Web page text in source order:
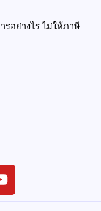
รอย่างไร ไม่ให้ภาษี